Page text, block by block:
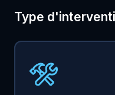
Type